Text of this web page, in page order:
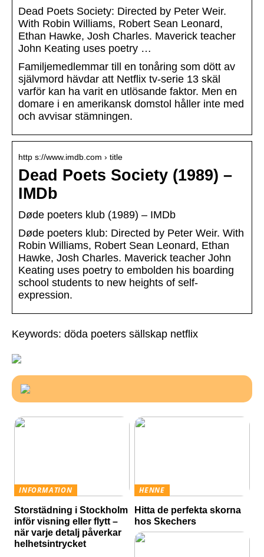
Dead Poets Society: Directed by Peter Weir.
With Robin Williams, Robert Sean Leonard,
Ethan Hawke, Josh Charles. Maverick teacher
John Keating uses poetry …
Familjemedlemmar till en tonåring som dött av
självmord hävdar att Netflix tv-serie 13 skäl
varför kan ha varit en utlösande faktor. Men en
domare i en amerikansk domstol håller inte med
och avvisar stämningen.
http s://www.imdb.com › title
Dead Poets Society (1989) –
IMDb
Døde poeters klub (1989) – IMDb
Døde poeters klub: Directed by Peter Weir. With
Robin Williams, Robert Sean Leonard, Ethan
Hawke, Josh Charles. Maverick teacher John
Keating uses poetry to embolden his boarding
school students to new heights of self-
expression.
Keywords: döda poeters sällskap netflix
INFORMATION
Storstädning i Stockholm
inför visning eller flytt –
när varje detalj påverkar
helhetsintrycket
HENNE
Hitta de perfekta skorna
hos Skechers